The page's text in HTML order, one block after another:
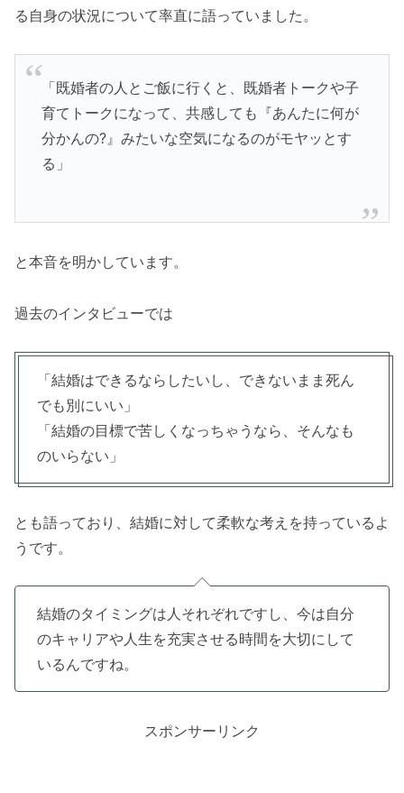
る自身の状況について率直に語っていました。
「既婚者の人とご飯に行くと、既婚者トークや子
育てトークになって、共感しても『あんたに何が
分かんの?』みたいな空気になるのがモヤッとす
る」
と本音を明かしています。
過去のインタビューでは
「結婚はできるならしたいし、できないまま死ん
でも別にいい」
「結婚の目標で苦しくなっちゃうなら、そんなも
のいらない」
とも語っており、結婚に対して柔軟な考えを持っているよ
うです。
結婚のタイミングは人それぞれですし、今は自分
のキャリアや人生を充実させる時間を大切にして
いるんですね。
スポンサーリンク